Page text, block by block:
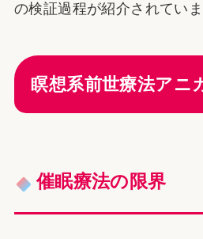
の検証過程が紹介されていま
瞑想系前世療法アニ
催眠療法の限界